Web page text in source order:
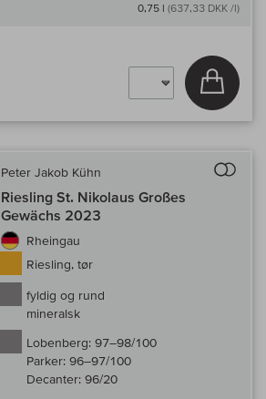
0,75 l (637,33 DKK /l)
Læg i
Peter Jakob Kühn
Riesling St. Nikolaus Großes
Gewächs 2023
Rheingau
Riesling, tør
fyldig og rund
mineralsk
Lobenberg: 97–98/100
Parker: 96–97/100
Decanter: 96/20